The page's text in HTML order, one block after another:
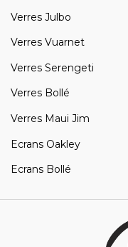
Verres Julbo
Verres Vuarnet
Verres Serengeti
Verres Bollé
Verres Maui Jim
Ecrans Oakley
Ecrans Bollé